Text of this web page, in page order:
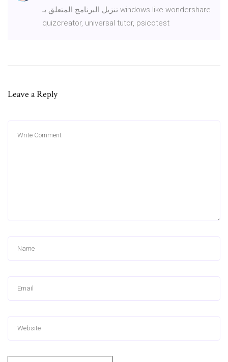
تنزيل البرنامج المتعلق بـ windows like wondershare
quizcreator, universal tutor, psicotest
Leave a Reply